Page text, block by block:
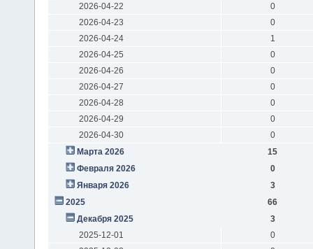
2026-04-22
0
2026-04-23
0
2026-04-24
1
2026-04-25
0
2026-04-26
0
2026-04-27
0
2026-04-28
0
2026-04-29
0
2026-04-30
0
Марта 2026
15
Февраля 2026
0
Января 2026
3
2025
66
Декабря 2025
3
2025-12-01
0